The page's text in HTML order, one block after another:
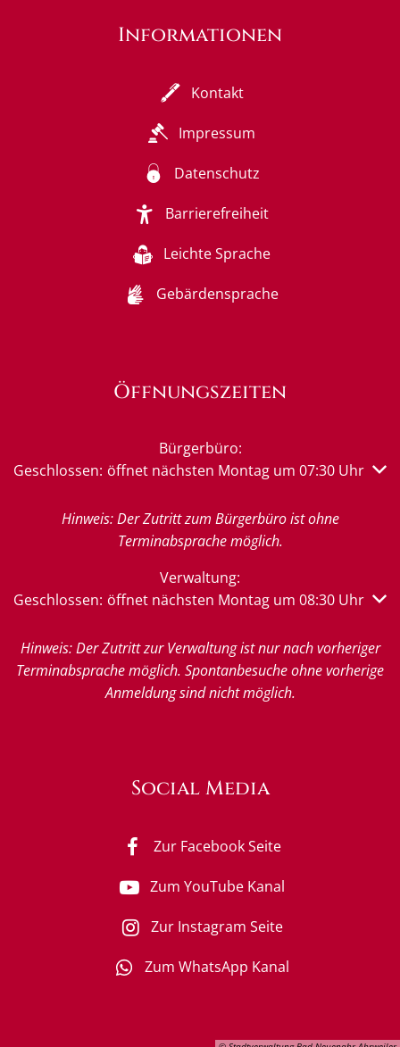
Informationen
Kontakt
Impressum
Datenschutz
Barrierefreiheit
Leichte Sprache
Gebärdensprache
Öffnungszeiten
Bürgerbüro:
Klicken, um weitere Öffnungs- oder Schließzeiten
Geschlossen: öffnet nächsten Montag um 07:30 Uhr
Hinweis: Der Zutritt zum Bürgerbüro ist ohne
Terminabsprache möglich.
Verwaltung:
Klicken, um weitere Öffnungs- oder Schließzeiten
Geschlossen: öffnet nächsten Montag um 08:30 Uhr
Hinweis: Der Zutritt zur Verwaltung ist nur nach vorheriger
Terminabsprache möglich. Spontanbesuche ohne vorherige
Anmeldung sind nicht möglich.
Social Media
Zur Facebook Seite
Zum YouTube Kanal
Zur Instagram Seite
Zum WhatsApp Kanal